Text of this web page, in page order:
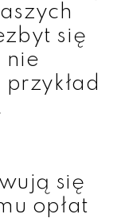
się
nie
się
opłat